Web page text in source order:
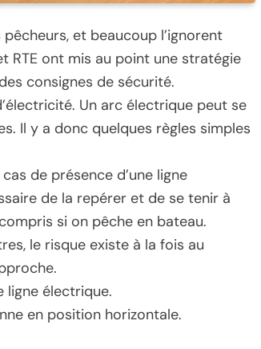
et beaucoup l’ignorent
RTE ont mis au point une stratégie
consignes de sécurité.
Un arc électrique peut se
Il y a donc quelques règles simples
de présence d’une ligne
de la repérer et de se tenir à
si on pêche en bateau.
le risque existe à la fois au
ligne électrique.
en position horizontale.